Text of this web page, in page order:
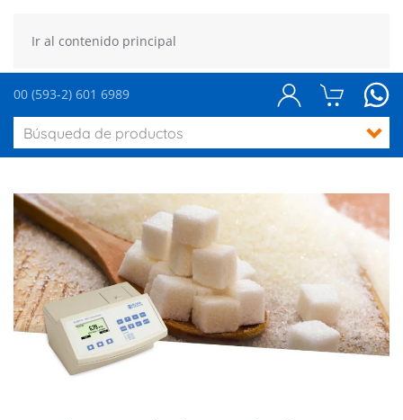
Ir al contenido principal
00 (593-2) 601 6989